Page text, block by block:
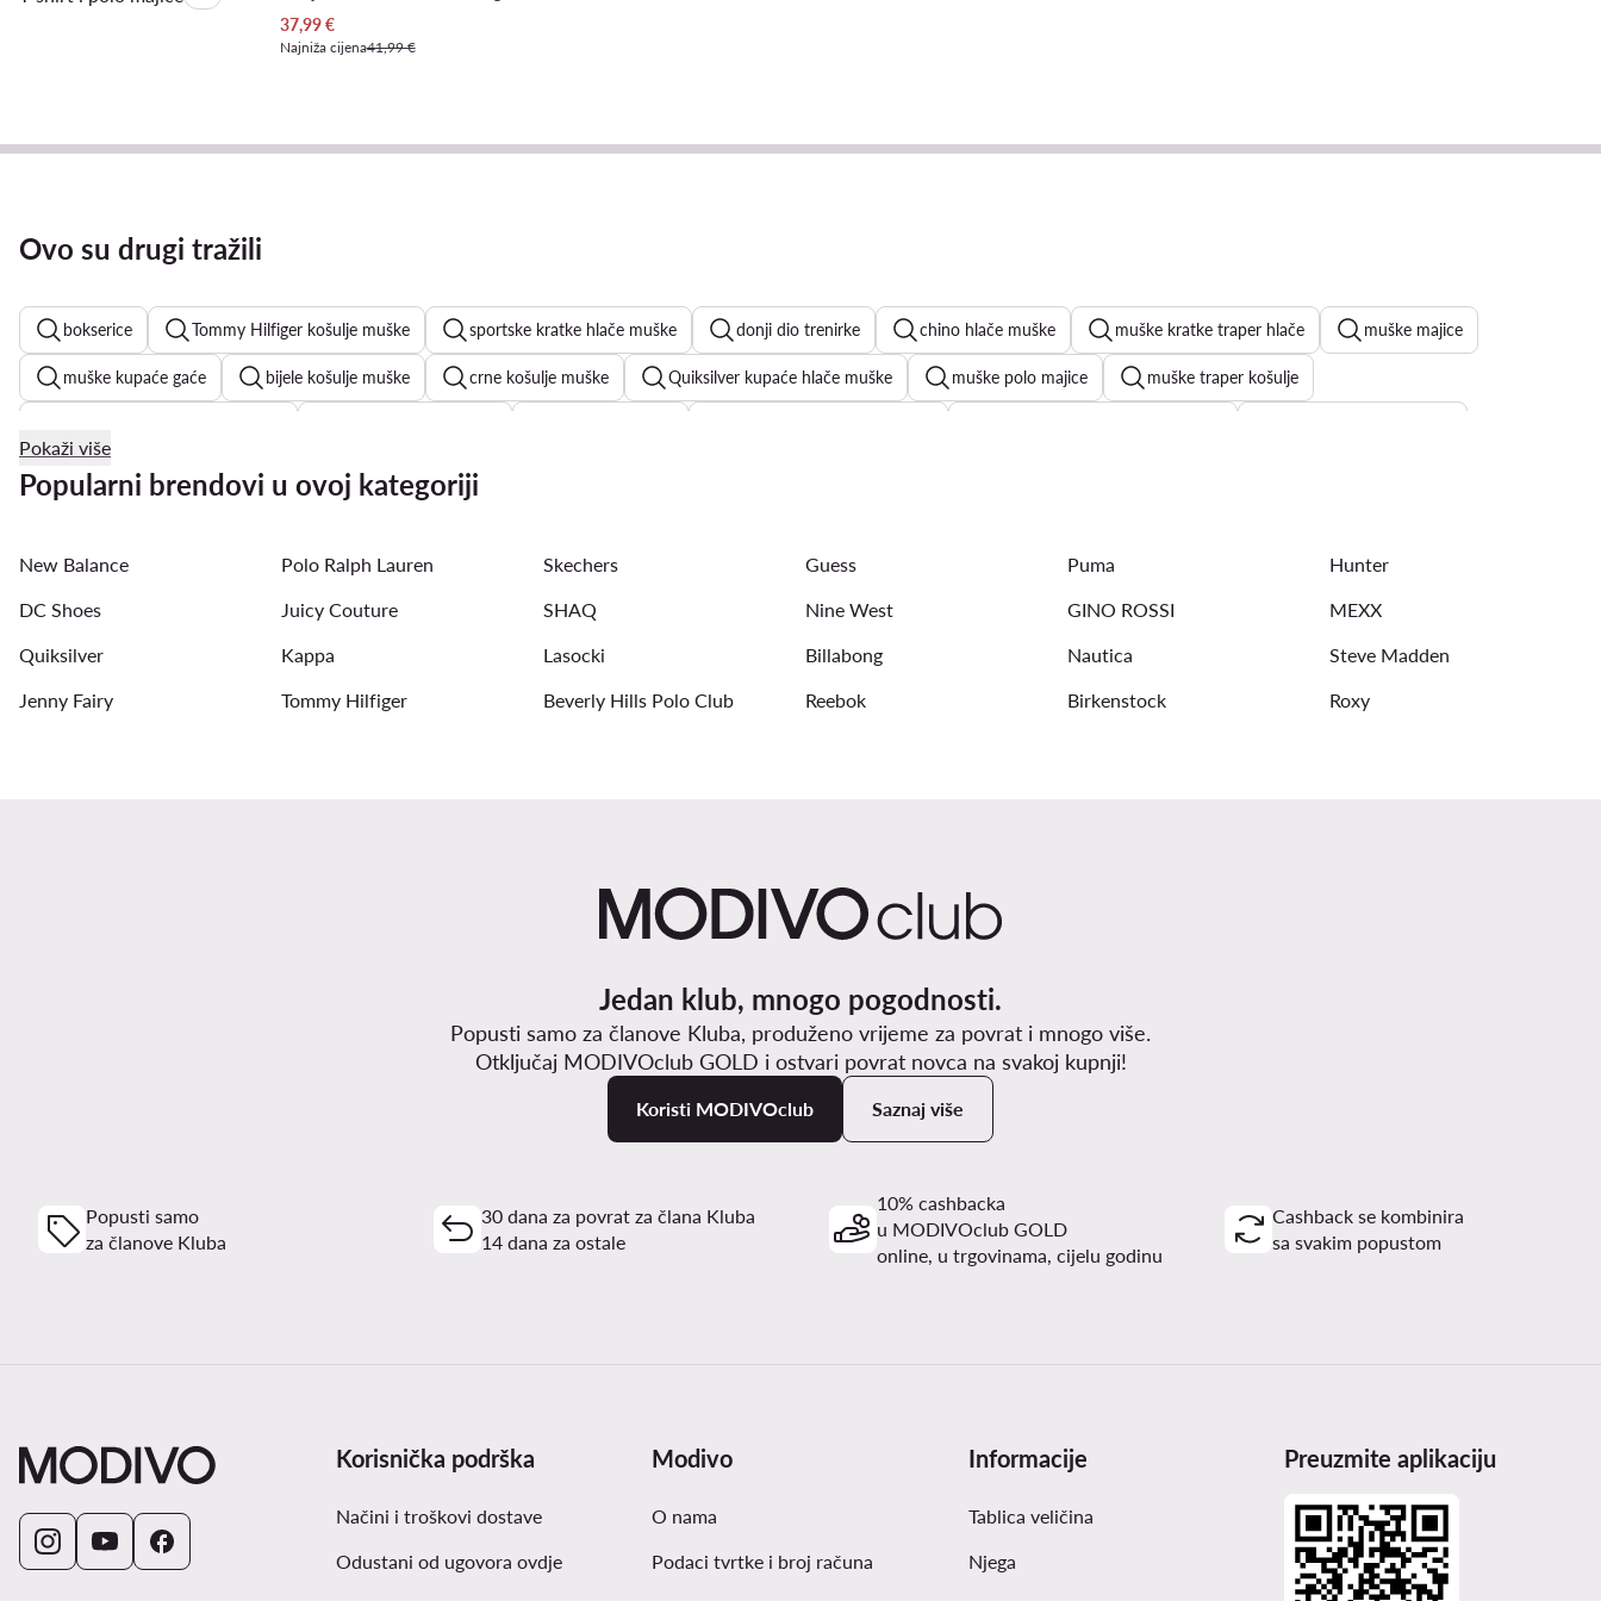
Trenutna cijena
37,99€
Najniža cijena41,99 €
Ovo su drugi tražili
bokserice Tommy Hilfiger košulje muške sportske kratke hlače muške donji dio trenirke chino hlače muške muške kratke traper hlače muške majice
muške kupaće gaće bijele košulje muške crne košulje muške Quiksilver kupaće hlače muške muške polo majice muške traper košulje
muške kupaće hlače bijele muške majice adidas kratke hlače muške
Pokaži više
Popularni brendovi u ovoj kategoriji
New Balance Polo Ralph Lauren Skechers Guess Puma
Hunter
DC Shoes
Juicy Couture SHAQ Nine West GINO ROSSI
MEXX
Quiksilver
Kappa Lasocki Billabong Nautica
Steve Madden
Jenny Fairy
Tommy Hilfiger Beverly Hills Polo Club Reebok Birkenstock Roxy
Jedan klub, mnogo pogodnosti.
Popusti samo za članove Kluba, produženo vrijeme za povrat i mnogo više.
Otključaj MODIVOclub GOLD i ostvari povrat novca na svakoj kupnji!
Koristi MODIVOclub Saznaj više
Popusti samo
za članove Kluba
30 dana za povrat za člana Kluba
14 dana za ostale
10% cashbacka
u MODIVOclub GOLD
online, u trgovinama, cijelu godinu
Cashback se kombinira
sa svakim popustom
Korisnička podrška
Načini i troškovi dostave
Odustani od ugovora ovdje
Modivo
O nama
Podaci tvrtke i broj računa
Informacije
Tablica veličina
Njega
Preuzmite aplikaciju